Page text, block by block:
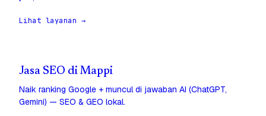
Lihat layanan →
Jasa SEO di Mappi
Naik ranking Google + muncul di jawaban AI (ChatGPT,
Gemini) — SEO & GEO lokal.